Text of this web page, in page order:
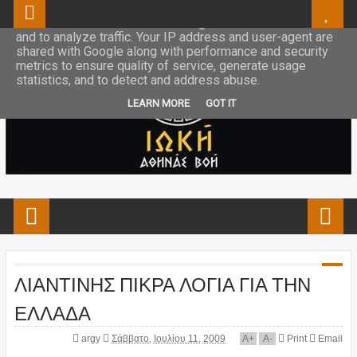
ΛΙΑΝΤΙΝΗΣ ΠΙΚΡΑ ΛΟΓΙΑ ΓΙΑ ΤΗΝ
ΕΛΛΑΔΑ
argy Σάββατο, Ιουλίου 11, 2009 A+ A- Print Email
This site uses cookies from Google to deliver its services
and to analyze traffic. Your IP address and user-agent are
shared with Google along with performance and security
metrics to ensure quality of service, generate usage
statistics, and to detect and address abuse.
LEARN MORE GOT IT